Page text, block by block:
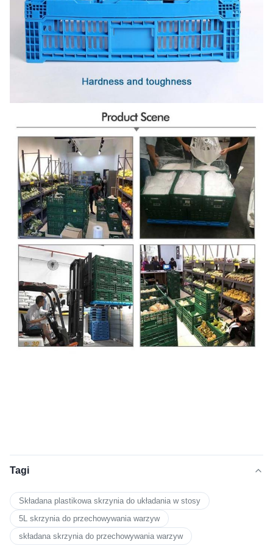
Tagi
Składana plastikowa skrzynia do układania w stosy
5L skrzynia do przechowywania warzyw
składana skrzynia do przechowywania warzyw